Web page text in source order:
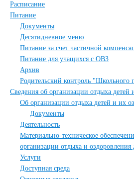
Расписание
Питание
Документы
Десятидневное меню
Питание за счет частичной
Питание для учащихся с ОВЗ
Архив
Родительский контроль "Школьного
Сведения об организации отдыха детей
Об организации отдыха детей и их
Документы
Деятельность
Материально-техническое
организации отдыха и оздоровления
Услуги
Доступная среда